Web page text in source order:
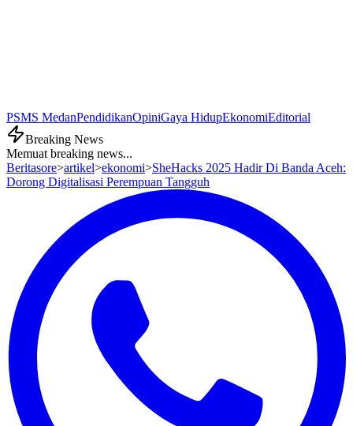
PSMS MedanPendidikanOpiniGaya HidupEkonomiEditorial
Breaking News
Memuat breaking news...
Beritasore>artikel>ekonomi>SheHacks 2025 Hadir Di Banda Aceh:
Dorong Digitalisasi Perempuan Tangguh